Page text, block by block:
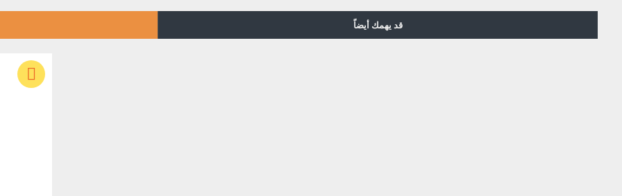
sur le terrain
قد يهمك أيضاً